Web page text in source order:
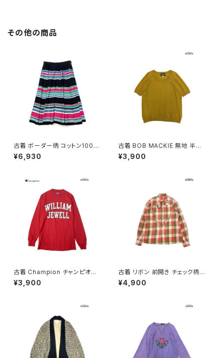
その他の商品
古着 ボーダー柄 コットン100％
膝丈 スカート 黒 ピンク (ba26
07008)
¥6,930
古着 BOB MACKIE 無地 半袖
ニット マスタード 黄 (ttu25090
76)
¥3,900
古着 Champion チャンピオン
ロゴ コットン100％ 長袖 Ｔシャ
ツ 赤 (ttu2501067)
¥3,900
古着 リボン 前開き チェック柄
コットン 長袖 シャツ サーモンピ
ンク ベージュ カーキ (ttu2509
¥4,900